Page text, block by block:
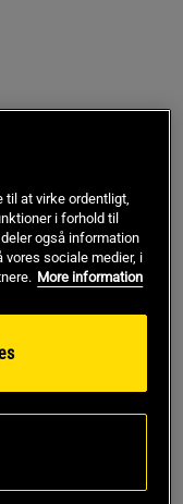
til at virke ordentligt,
i forhold til
også information
vores sociale medier, i
More information